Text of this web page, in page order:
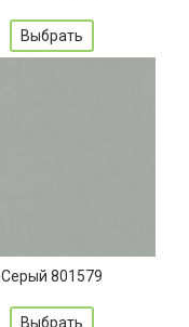
Выбрать
Серый 801579
Выбрать